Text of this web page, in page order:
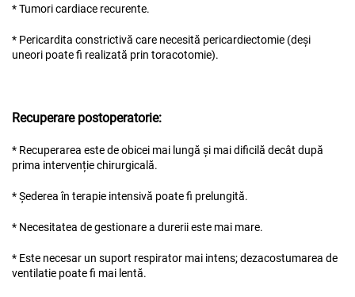
* Tumori cardiace recurente.
* Pericardita constrictivă care necesită pericardiectomie (deși
uneori poate fi realizată prin toracotomie).
Recuperare postoperatorie:
* Recuperarea este de obicei mai lungă și mai dificilă decât după
prima intervenție chirurgicală.
* Șederea în terapie intensivă poate fi prelungită.
* Necesitatea de gestionare a durerii este mai mare.
* Este necesar un suport respirator mai intens; dezacostumarea de
ventilatie poate fi mai lentă.